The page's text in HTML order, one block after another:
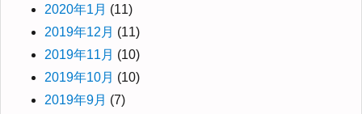
2020年1月 (11)
2019年12月 (11)
2019年11月 (10)
2019年10月 (10)
2019年9月 (7)